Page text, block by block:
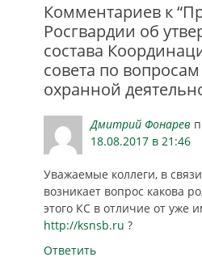
Комментариев к
Росгвардии об
состава
совета по
охранной
Дмитрий Фонарев
18.08.2017 в 21:46
Уважаемые коллеги, в
возникает вопрос какова
этого КС в отличие от уже
http://ksnsb.ru ?
Ответить